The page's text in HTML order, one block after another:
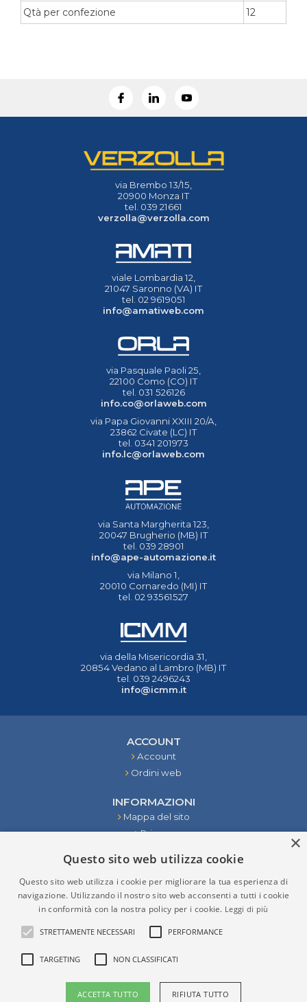
Qtà per confezione
12
via Brembo 13/15,
20900 Monza IT
tel. 039 21661
verzolla@verzolla.com
viale Lombardia 12,
21047 Saronno (VA) IT
tel. 02 9619051
info@amatiweb.com
via Pasquale Paoli 25,
22100 Como (CO) IT
tel. 031 526126
info.co@orlaweb.com
via Papa Giovanni XXIII 20/A,
23862 Civate (LC) IT
tel. 0341 201973
info.lc@orlaweb.com
via Santa Margherita 123,
20047 Brugherio (MB) IT
tel. 039 28901
info@ape-automazione.it
via Milano 1,
20010 Cornaredo (MI) IT
tel. 02 93561527
via della Misericordia 31,
20854 Vedano al Lambro (MB) IT
tel. 039 2496243
info@icmm.it
ACCOUNT
Account
Ordini web
INFORMAZIONI
Mappa del sito
Privacy
Contattaci
STRUMENTI
RISULTATI DELLA RICERCA
P.IVA (VAT) IT02276970965
×
Questo sito web utilizza cookie
Questo sito web utilizza i cookie per migliorare la tua esperienza di
navigazione. Utilizzando il nostro sito web acconsenti a tutti i cookie
in conformità con la nostra policy per i cookie. Leggi di più
STRETTAMENTE NECESSARI PERFORMANCE
TARGETING NON CLASSIFICATI
ACCETTA TUTTO RIFIUTA TUTTO